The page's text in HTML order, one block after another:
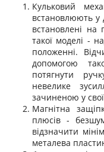
Кульковий
встановлюють у
встановлені
такої моделі -
положенні.
допомогою
потягнути
невелике
зачиненою у
Магнітна
плюсів -
відзначити
металева